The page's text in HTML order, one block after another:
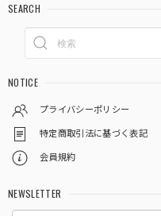
SEARCH
NOTICE
プライバシーポリシー
特定商取引法に基づく表記
会員規約
NEWSLETTER